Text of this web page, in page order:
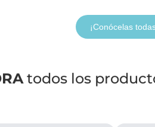
¡Conócelas
todos los